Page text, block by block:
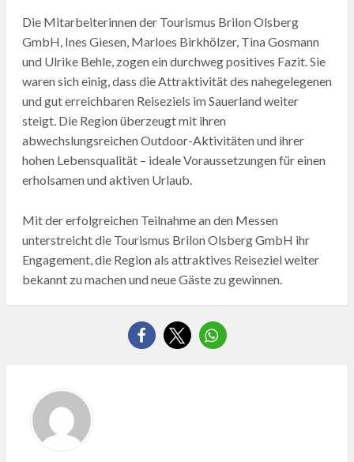
Die Mitarbeiterinnen der Tourismus Brilon Olsberg
GmbH, Ines Giesen, Marloes Birkhölzer, Tina Gosmann
und Ulrike Behle, zogen ein durchweg positives Fazit. Sie
waren sich einig, dass die Attraktivität des nahegelegenen
und gut erreichbaren Reiseziels im Sauerland weiter
steigt. Die Region überzeugt mit ihren
abwechslungsreichen Outdoor-Aktivitäten und ihrer
hohen Lebensqualität – ideale Voraussetzungen für einen
erholsamen und aktiven Urlaub.
Mit der erfolgreichen Teilnahme an den Messen
unterstreicht die Tourismus Brilon Olsberg GmbH ihr
Engagement, die Region als attraktives Reiseziel weiter
bekannt zu machen und neue Gäste zu gewinnen.